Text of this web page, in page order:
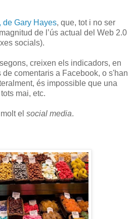
de Gary Hayes, que, tot i no ser
de l’ús actual del Web 2.0
socials).
creixen els indicadors, en
comentaris a Facebook, o s'han
és impossible que una
mai, etc.
el social media.